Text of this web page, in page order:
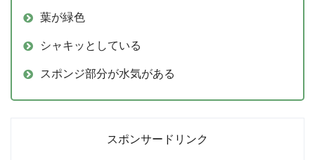
葉が緑色
シャキッとしている
スポンジ部分が水気がある